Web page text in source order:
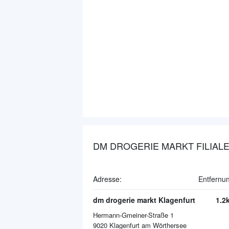
DM DROGERIE MARKT
Adresse:
dm drogerie markt Klagenfurt
Hermann-Gmeiner-Straße 1
9020 Klagenfurt am Wörthersee